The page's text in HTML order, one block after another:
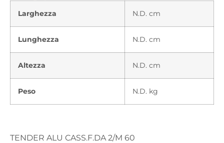
Larghezza N.D. cm
Lunghezza N.D. cm
Altezza N.D. cm
Peso N.D. kg
TENDER ALU CASS.F.DA 2/M 60